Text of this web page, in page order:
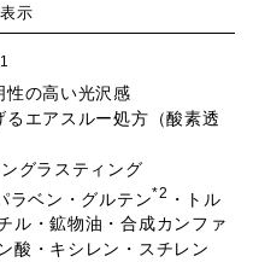
示
性の高い光沢感
エアスルー処方（酸素透
グラスティング
ラベン・グルテン*2
・トル
ル・鉱物油・合成カンファ
酸・キシレン・スチレン